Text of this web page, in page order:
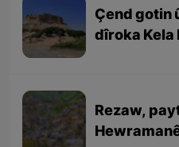
Çend gotin
dîroka Kela
Rezaw,